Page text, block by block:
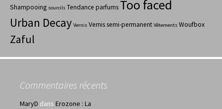
Shampooing sourcils Tendance parfums Too faced
Urban Decay Vernis Vernis semi-permanent Vêtements Woufbox
Zaful
Commentaires récents
MaryD dans Erozone : La